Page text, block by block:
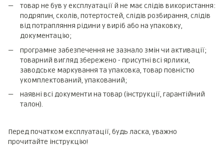
товар не був у експлуатації й не має слідів використання:
подряпин, сколів, потертостей, слідів розбирання, слідів
від потрапляння рідини у виріб або на упаковку,
документацію;
програмне забезпечення не зазнало змін чи активації;
товарний вигляд збережено - присутні всі ярлики,
заводське маркування та упаковка, товар повністю
укомплектований, упакований;
наявні всі документи на товар (інструкції, гарантійний
талон).
Перед початком експлуатації, будь ласка, уважно
прочитайте інструкцію!